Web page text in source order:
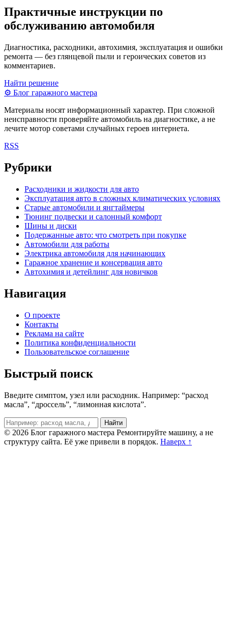
Практичные инструкции по
обслуживанию автомобиля
Диагностика, расходники, автохимия, эксплуатация и ошибки
ремонта — без глянцевой пыли и героических советов из
комментариев.
Найти решение
⚙ Блог гаражного мастера
Материалы носят информационный характер. При сложной
неисправности проверяйте автомобиль на диагностике, а не
лечите мотор советами случайных героев интернета.
RSS
Рубрики
Расходники и жидкости для авто
Эксплуатация авто в сложных климатических условиях
Старые автомобили и янгтаймеры
Тюнинг подвески и салонный комфорт
Шины и диски
Подержанные авто: что смотреть при покупке
Автомобили для работы
Электрика автомобиля для начинающих
Гаражное хранение и консервация авто
Автохимия и детейлинг для новичков
Навигация
О проекте
Контакты
Реклама на сайте
Политика конфиденциальности
Пользовательское соглашение
Быстрый поиск
Введите симптом, узел или расходник. Например: “расход
масла”, “дроссель”, “лимонная кислота”.
Поиск
Найти
© 2026 Блог гаражного мастера Ремонтируйте машину, а не
структуру сайта. Её уже привели в порядок. Наверх ↑